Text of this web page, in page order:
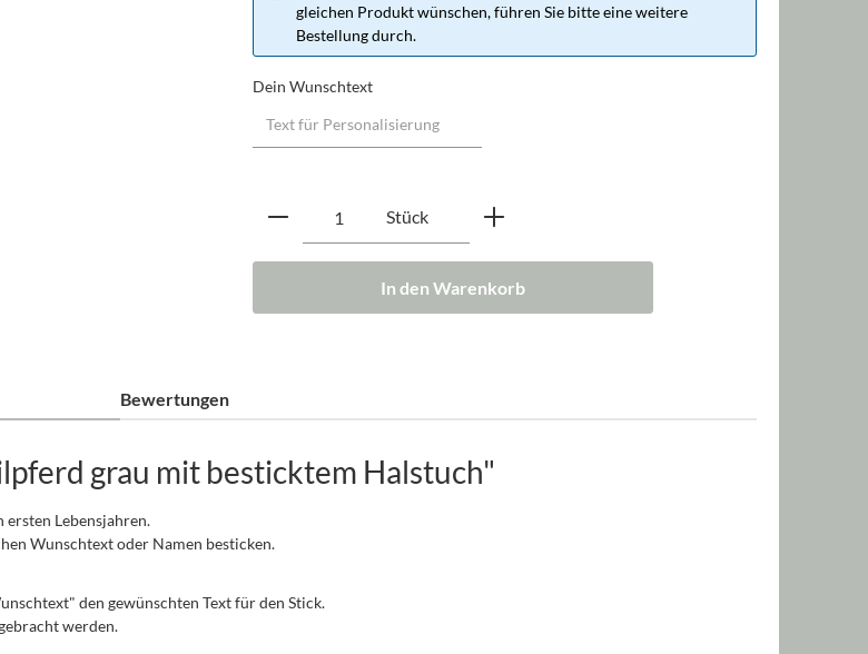
gleichen Produkt wünschen, führen Sie bitte eine weitere
Bestellung durch.
Dein Wunschtext
Produkt Anzahl: Gib den gewünschten Wert ein
Stück
In den Warenkorb
Bewertungen
grau mit besticktem Halstuch"
ersten Lebensjahren.
Wunschtext oder Namen besticken.
den gewünschten Text für den Stick.
werden.